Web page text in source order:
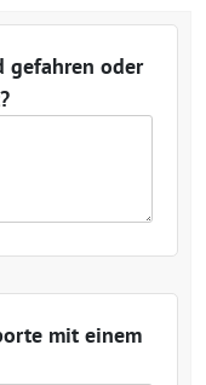
gefahren oder
mit einem